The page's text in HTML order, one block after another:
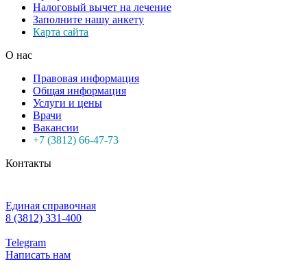
Налоговый вычет на лечение
Заполните нашу анкету
Карта сайта
О нас
Правовая информация
Общая информация
Услуги и цены
Врачи
Вакансии
+7 (3812) 66-47-73
Контакты
Единая справочная
8 (3812) 331-400
Telegram
Написать нам